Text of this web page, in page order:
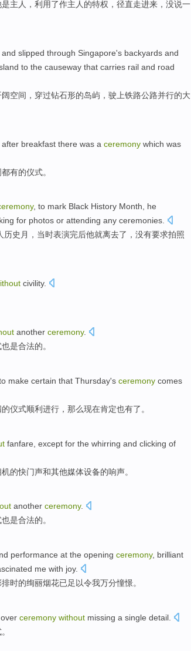
是主人 ， 利用了作主人 的特权 ， 径直走进来， 没说一
and slipped through Singapore's backyards and
to the causeway that carries rail and road
空间 ， 穿过钻石形的岛屿 ， 驶上铁路公路并行的大
after breakfast there was a ceremony which was
都有的仪式。
, to mark Black History Month, he
for photos or attending any ceremonies.
历史 月 ， 当时表演完后他就离去了， 没有要求拍照
civility.
another ceremony.
是合法的。
make certain that Thursday's ceremony comes
的仪式顺利 进行，那么现在肯定也有了。
fanfare except for the whirring and clicking of
机的快门声和其他媒体设备的响声。
another ceremony.
也是合法的。
performance at the opening ceremony, brilliant
me with joy.
排时的绚丽烟花已足以令我万分憧憬。
ceremony without missing a single detail
。